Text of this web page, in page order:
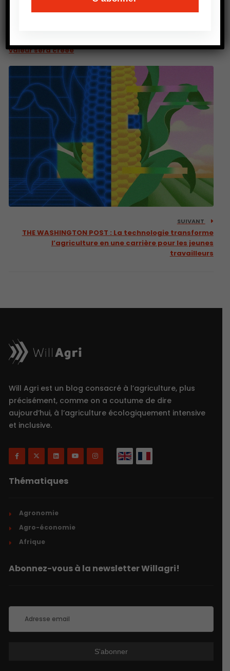
valeur sera créée
SUIVANT
THE WASHINGTON POST : La technologie transforme
l’agriculture en une carrière pour les jeunes
travailleurs
Will Agri est un blog consacré à l’agriculture, plus
précisément, comme on a coutume de dire
aujourd’hui, à l’agriculture écologiquement intensive
et inclusive.
Thématiques
Agronomie
Agro-économie
Afrique
Abonnez-vous à la newsletter Willagri!